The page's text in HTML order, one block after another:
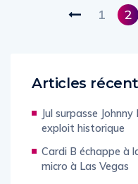
1 2
Articles
Jul surpasse
exploit historique
Cardi B échappe à
micro à Las Vegas